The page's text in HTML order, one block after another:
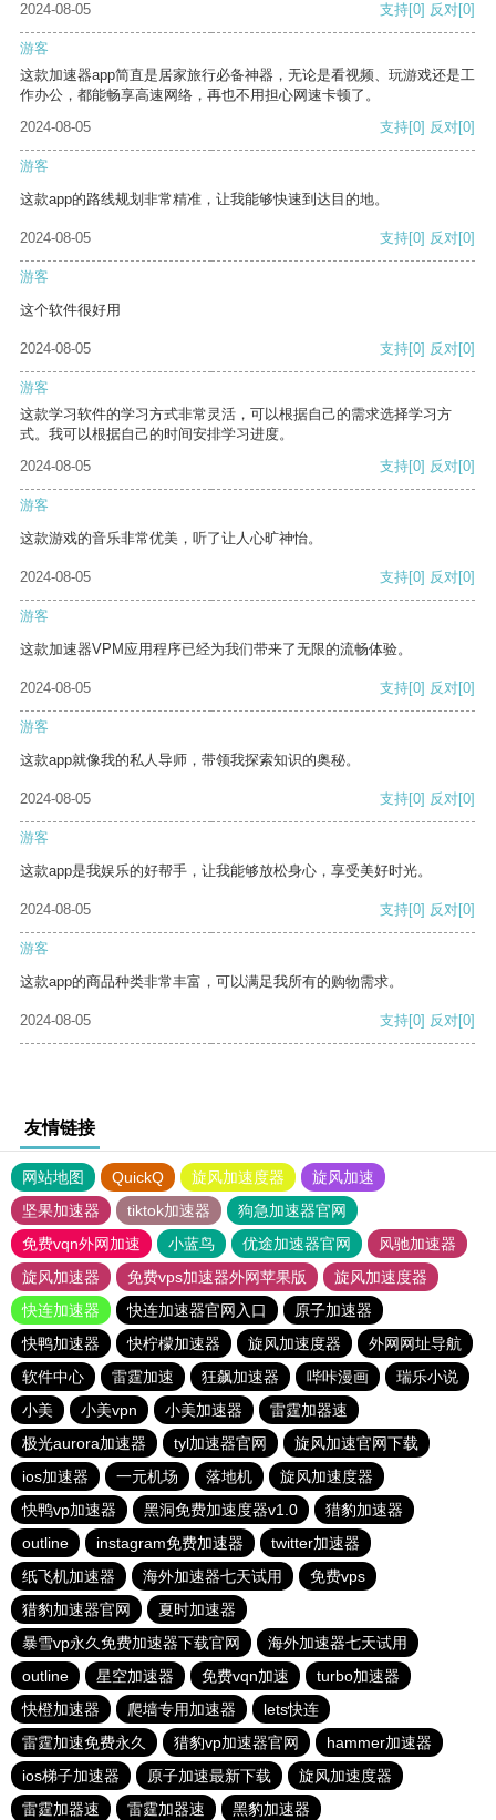
2024-08-05 支持[0] 反对[0]
游客
这款加速器app简直是居家旅行必备神器，无论是看视频、玩游戏还是工
作办公，都能畅享高速网络，再也不用担心网速卡顿了。
2024-08-05
支持[0] 反对[0]
游客
这款app的路线规划非常精准，让我能够快速到达目的地。
2024-08-05 支持[0] 反对[0]
游客
这个软件很好用
2024-08-05 支持[0] 反对[0]
游客
这款学习软件的学习方式非常灵活，可以根据自己的需求选择学习方
式。我可以根据自己的时间安排学习进度。
2024-08-05
支持[0] 反对[0]
游客
这款游戏的音乐非常优美，听了让人心旷神怡。
2024-08-05 支持[0] 反对[0]
游客
这款加速器VPM应用程序已经为我们带来了无限的流畅体验。
2024-08-05 支持[0] 反对[0]
游客
这款app就像我的私人导师，带领我探索知识的奥秘。
2024-08-05 支持[0] 反对[0]
游客
这款app是我娱乐的好帮手，让我能够放松身心，享受美好时光。
2024-08-05 支持[0] 反对[0]
游客
这款app的商品种类非常丰富，可以满足我所有的购物需求。
2024-08-05 支持[0] 反对[0]
友情链接
网站地图 QuickQ 旋风加速度器
旋风加速
坚果加速器
tiktok加速器
狗急加速器官网
免费vqn外网加速
小蓝鸟 优途加速器官网
风驰加速器
旋风加速器
免费vps加速器外网苹果版
旋风加速度器
快连加速器
快连加速器官网入口
原子加速器
快鸭加速器
快柠檬加速器 旋风加速度器
外网网址导航
软件中心
雷霆加速 狂飙加速器 哔咔漫画
瑞乐小说
小美
小美vpn 小美加速器
雷霆加器速
极光aurora加速器
tyl加速器官网
旋风加速官网下载
ios加速器
一元机场 落地机
旋风加速度器
快鸭vp加速器
黑洞免费加速度器v1.0
猎豹加速器
outline
instagram免费加速器
twitter加速器
纸飞机加速器
海外加速器七天试用
免费vps
猎豹加速器官网
夏时加速器
暴雪vp永久免费加速器下载官网
海外加速器七天试用
outline
星空加速器 免费vqn加速
turbo加速器
快橙加速器
爬墙专用加速器
lets快连
雷霆加速免费永久
猎豹vp加速器官网
hammer加速器
ios梯子加速器
原子加速最新下载
旋风加速度器
雷霆加器速
雷霆加器速 黑豹加速器